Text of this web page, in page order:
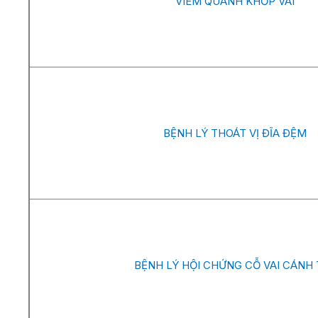
BỆNH LÝ THOÁT VỊ ĐĨA ĐỆM
BỆNH LÝ HỘI CHỨNG CỖ VAI CÁNH